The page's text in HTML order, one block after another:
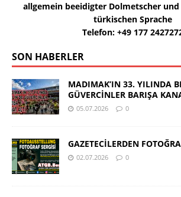
allgemein beeidigter Dolmetscher
türkischen Sprache
Telefon: +49 177
SON HABERLER
MADIMAK’IN 33. YILINDA
GÜVERCİNLER BARIŞA
05.07.2026 0
GAZETECİLERDEN
02.07.2026 0